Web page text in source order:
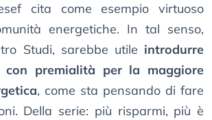
cita come esempio virtuoso
energetiche. In tal senso,
Studi, sarebbe utile introdurre
con premialità per la maggiore
, come sta pensando di fare
Della serie: più risparmi, più è